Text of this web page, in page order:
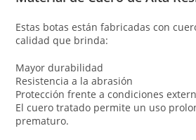
Estas botas están fabricadas con
calidad que brinda:
Mayor durabilidad
Resistencia a la abrasión
Protección frente a condiciones
El cuero tratado permite un uso
prematuro.